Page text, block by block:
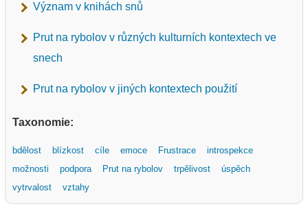
Význam v knihách snů
Prut na rybolov v různých kulturních kontextech ve
snech
Prut na rybolov v jiných kontextech použití
Taxonomie:
bdělost blízkost cíle emoce Frustrace
introspekce
možnosti
podpora Prut na rybolov trpělivost
úspěch
vytrvalost
vztahy